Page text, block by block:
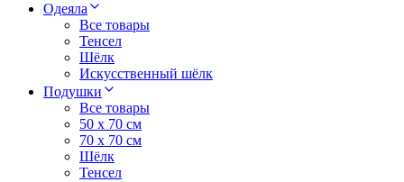
Одеяла
Все товары
Тенсел
Шёлк
Искусственный шёлк
Подушки
Все товары
50 x 70 см
70 x 70 см
Шёлк
Тенсел